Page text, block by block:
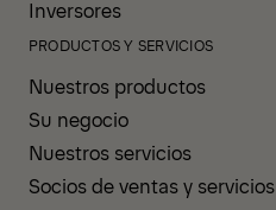
Inversores
PRODUCTOS Y SERVICIOS
Nuestros productos
Su negocio
Nuestros servicios
Socios de ventas y servicios